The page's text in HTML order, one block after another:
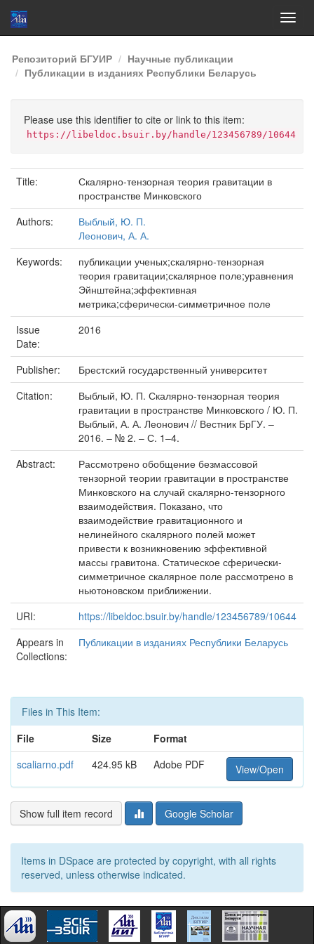
Skip
navigation
Репозиторий БГУИР
Научные публикации
Публикации в изданиях Республики Беларусь
Please use this identifier to cite or link to this item:
https://libeldoc.bsuir.by/handle/123456789/10644
Title:
Скалярно-тензорная теория гравитации в
пространстве Минковского
Authors:
Выблый, Ю. П.
Леонович, А. А.
Keywords:
публикации ученых;скалярно-тензорная
теория гравитации;скалярное поле;уравнения
Эйнштейна;эффективная
метрика;сферически-симметричное поле
Issue
Date:
2016
Publisher:
Брестский государственный университет
Citation:
Выблый, Ю. П. Скалярно-тензорная теория
гравитации в пространстве Минковского / Ю. П.
Выблый, А. А. Леонович // Вестник БрГУ. –
2016. – № 2. – С. 1–4.
Abstract:
Рассмотрено обобщение безмассовой
тензорной теории гравитации в пространстве
Минковского на случай скалярно-тензорного
взаимодействия. Показано, что
взаимодействие гравитационного и
нелинейного скалярного полей может
привести к возникновению эффективной
массы гравитона. Статическое сферически-
симметричное скалярное поле рассмотрено в
ньютоновском приближении.
URI:
https://libeldoc.bsuir.by/handle/123456789/10644
Appears in
Collections:
Публикации в изданиях Республики Беларусь
Files in This Item:
File
Size
Format
scaliarno.pdf
424.95 kB Adobe PDF View/Open
Show full item record Google Scholar
Items in DSpace are protected by copyright, with all rights
reserved, unless otherwise indicated.